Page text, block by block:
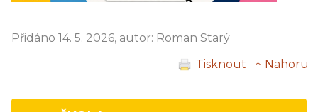
Přidáno 14. 5. 2026, autor: Roman Starý
Tisknout
↑ Nahoru